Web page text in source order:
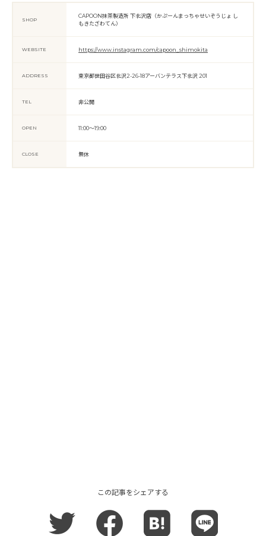
SHOP
CAPOON抹茶製造所 下北沢店（かぷーんまっちゃせいぞうじょ し
もきたざわてん）
WEBSITE https://www.instagram.com/capoon_shimokita
ADDRESS 東京都世田谷区北沢2-26-18アーバンテラス下北沢 201
TEL 非公開
OPEN 11:00～19:00
CLOSE 無休
この記事をシェアする